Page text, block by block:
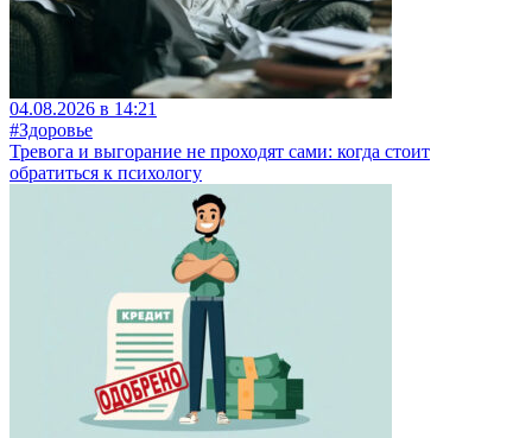
04.08.2026 в 14:21
#Здоровье
Тревога и выгорание не проходят сами: когда стоит
обратиться к психологу